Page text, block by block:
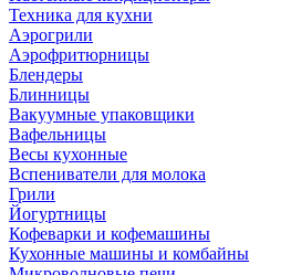
Техника для кухни
Аэрогрили
Аэрофритюрницы
Блендеры
Блинницы
Вакуумные упаковщики
Вафельницы
Весы кухонные
Вспениватели для молока
Грили
Йогуртницы
Кофеварки и кофемашины
Кухонные машины и комбайны